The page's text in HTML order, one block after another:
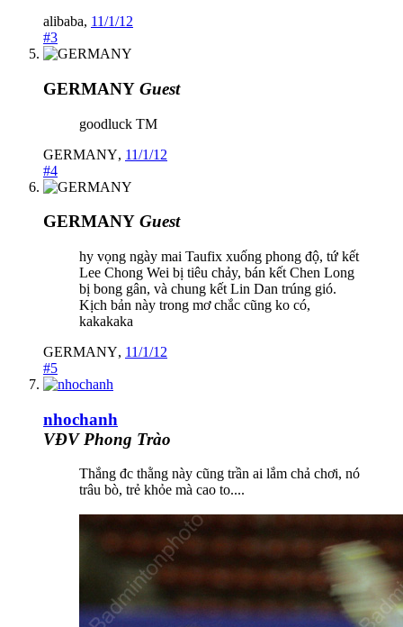
alibaba, 11/1/12
#3
GERMANY Guest
goodluck TM
GERMANY, 11/1/12
#4
GERMANY Guest
hy vọng ngày mai Taufix xuống phong độ, tứ kết
Lee Chong Wei bị tiêu chảy, bán kết Chen Long
bị bong gân, và chung kết Lin Dan trúng gió.
Kịch bản này trong mơ chắc cũng ko có,
kakakaka
GERMANY, 11/1/12
#5
nhochanh
VĐV Phong Trào
Thắng đc thằng này cũng trần ai lắm chả chơi, nó
trâu bò, trẻ khỏe mà cao to....